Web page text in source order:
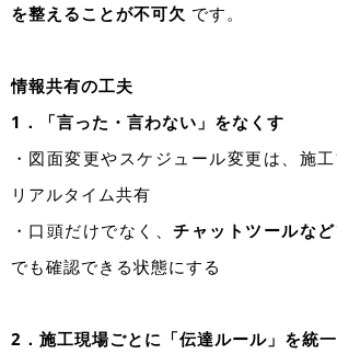
を整えることが不可欠 です。
情報共有の工夫
1．「言った・言わない」をなくす
・図面変更やスケジュール変更は、施
リアルタイム共有
・口頭だけでなく、チャットツールな
でも確認できる状態にする
2．施工現場ごとに「伝達ルール」を統